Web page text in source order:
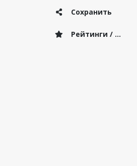
Сохранить
Рейтинги / Отзывы